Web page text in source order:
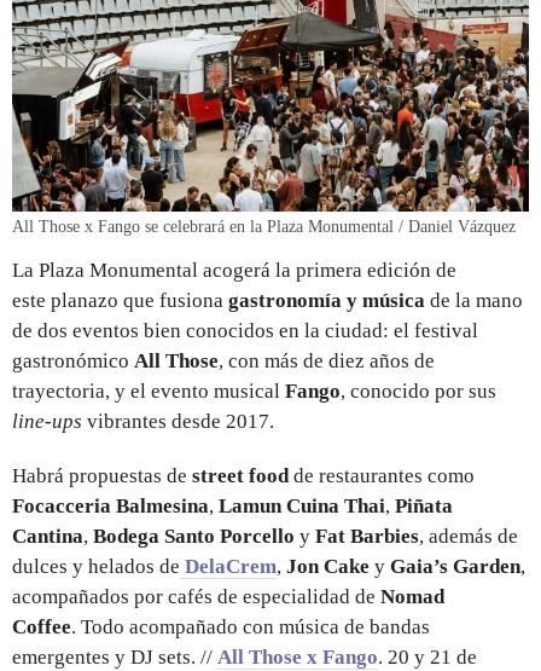
All Those x Fango se celebrará en la Plaza Monumental / Daniel Vázquez
La Plaza Monumental acogerá la primera edición de
este planazo que fusiona gastronomía y música de la mano
de dos eventos bien conocidos en la ciudad: el festival
gastronómico All Those, con más de diez años de
trayectoria, y el evento musical Fango, conocido por sus
line-ups vibrantes desde 2017.
Habrá propuestas de street foodde restaurantes como
Focacceria Balmesina, Lamun Cuina Thai, Piñata
Cantina, Bodega Santo Porcello y Fat Barbies, además de
dulces y helados de DelaCrem, Jon Cake y Gaia’s Garden,
acompañados por cafés de especialidad de Nomad
Coffee. Todo acompañado con música de bandas
emergentes y DJ sets. // All Those x Fango. 20 y 21 de